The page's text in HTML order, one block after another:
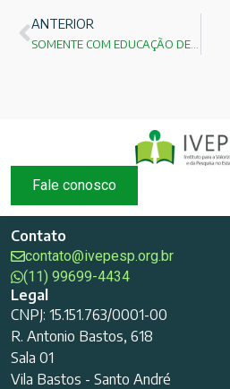
ANTERIOR
Fale conosco
Contato
contato@ivepesp.org.br
(11) 99699-4434
Legal
CNPJ: 15.151.763/0001-00
R. Antonio Bastos, 618
Sala 01
Vila Bastos - Santo André